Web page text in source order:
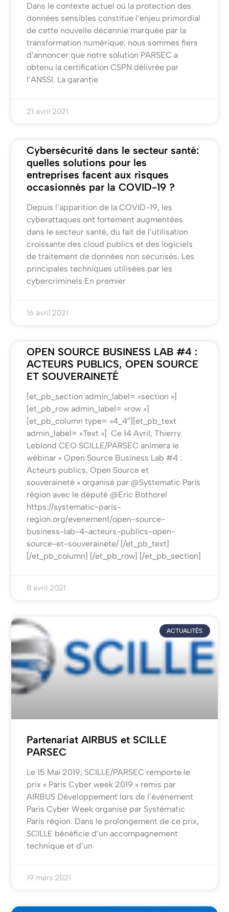
Dans le contexte actuel où la protection des
données sensibles constitue l’enjeu primordial
de cette nouvelle décennie marquée par la
transformation numérique, nous sommes fiers
d’annoncer que notre solution PARSEC a
obtenu la certification CSPN délivrée par
l’ANSSI. La garantie
21 avril 2021
Cybersécurité dans le secteur santé:
quelles solutions pour les
entreprises facent aux risques
occasionnés par la COVID-19 ?
Depuis l’apparition de la COVID-19, les
cyberattaques ont fortement augmentées
dans le secteur santé, du fait de l’utilisation
croissante des cloud publics et des logiciels
de traitement de données non sécurisés. Les
principales techniques utilisées par les
cybercriminels En premier
16 avril 2021
OPEN SOURCE BUSINESS LAB #4 :
ACTEURS PUBLICS, OPEN SOURCE
ET SOUVERAINETÉ
[et_pb_section admin_label= »section »]
[et_pb_row admin_label= »row »]
[et_pb_column type= »4_4″][et_pb_text
admin_label= »Text »] Ce 14 Avril, Thierry
Leblond CEO SCILLE/PARSEC animera le
wébinar « Open Source Business Lab #4 :
Acteurs publics, Open Source et
souveraineté » organisé par @Systematic Paris
région avec le député @Eric Bothorel
https://systematic-paris-
region.org/evenement/open-source-
business-lab-4-acteurs-publics-open-
source-et-souverainete/ [/et_pb_text]
[/et_pb_column] [/et_pb_row] [/et_pb_section]
8 avril 2021
ACTUALITÉS
Partenariat AIRBUS et SCILLE
PARSEC
Le 15 Mai 2019, SCILLE/PARSEC remporte le
prix « Paris Cyber week 2019 » remis par
AIRBUS Développement lors de l’évènement
Paris Cyber Week organisé par Systématic
Paris région. Dans le prolongement de ce prix,
SCILLE bénéficie d’un accompagnement
technique et d’un
19 mars 2021